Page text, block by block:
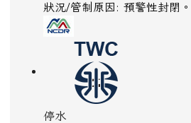
狀況/管制原因: 預警性封閉。
停水